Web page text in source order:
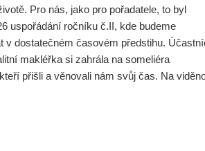
Pro nás, jako pro pořadatele, to byl
uspořádání ročníku č.II, kde budeme
v dostatečném časovém předstihu.
makléřka si zahrála na someliéra
přišli a věnovali nám svůj čas. Na